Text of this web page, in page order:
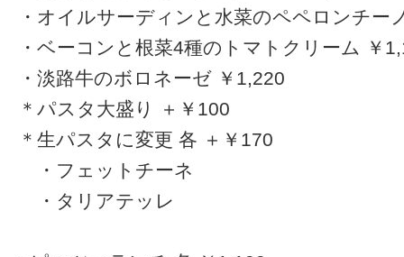
・オイルサーディンと水菜のペペロンチー
・ベーコンと根菜4種のトマトクリーム ￥
・淡路牛のボロネーゼ ￥1,220
＊パスタ大盛り ＋￥100
＊生パスタに変更 各 ＋￥170
・フェットチーネ
・タリアテッレ